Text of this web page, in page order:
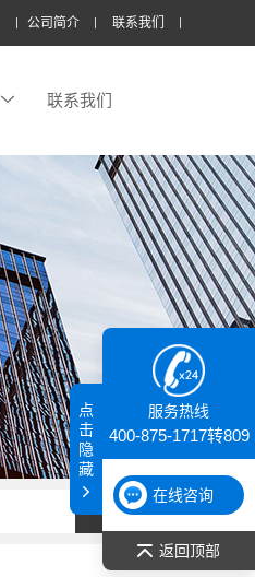
公司简介 联系我们
联系我们
服务热线
400-875-1717转809
在线咨询
返回顶部
点
击
隐
藏